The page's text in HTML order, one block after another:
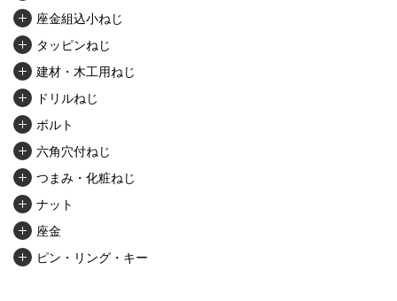
座金組込小ねじ
タッピンねじ
建材・木工用ねじ
ドリルねじ
ボルト
六角穴付ねじ
つまみ・化粧ねじ
ナット
座金
ピン・リング・キー